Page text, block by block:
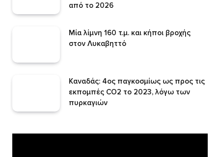
από το 2026
Μία λίμνη 160 τ.μ. και κήποι βροχής
στον Λυκαβηττό
Καναδάς: 4ος παγκοσμίως ως προς τις
εκπομπές CO2 το 2023, λόγω των
πυρκαγιών